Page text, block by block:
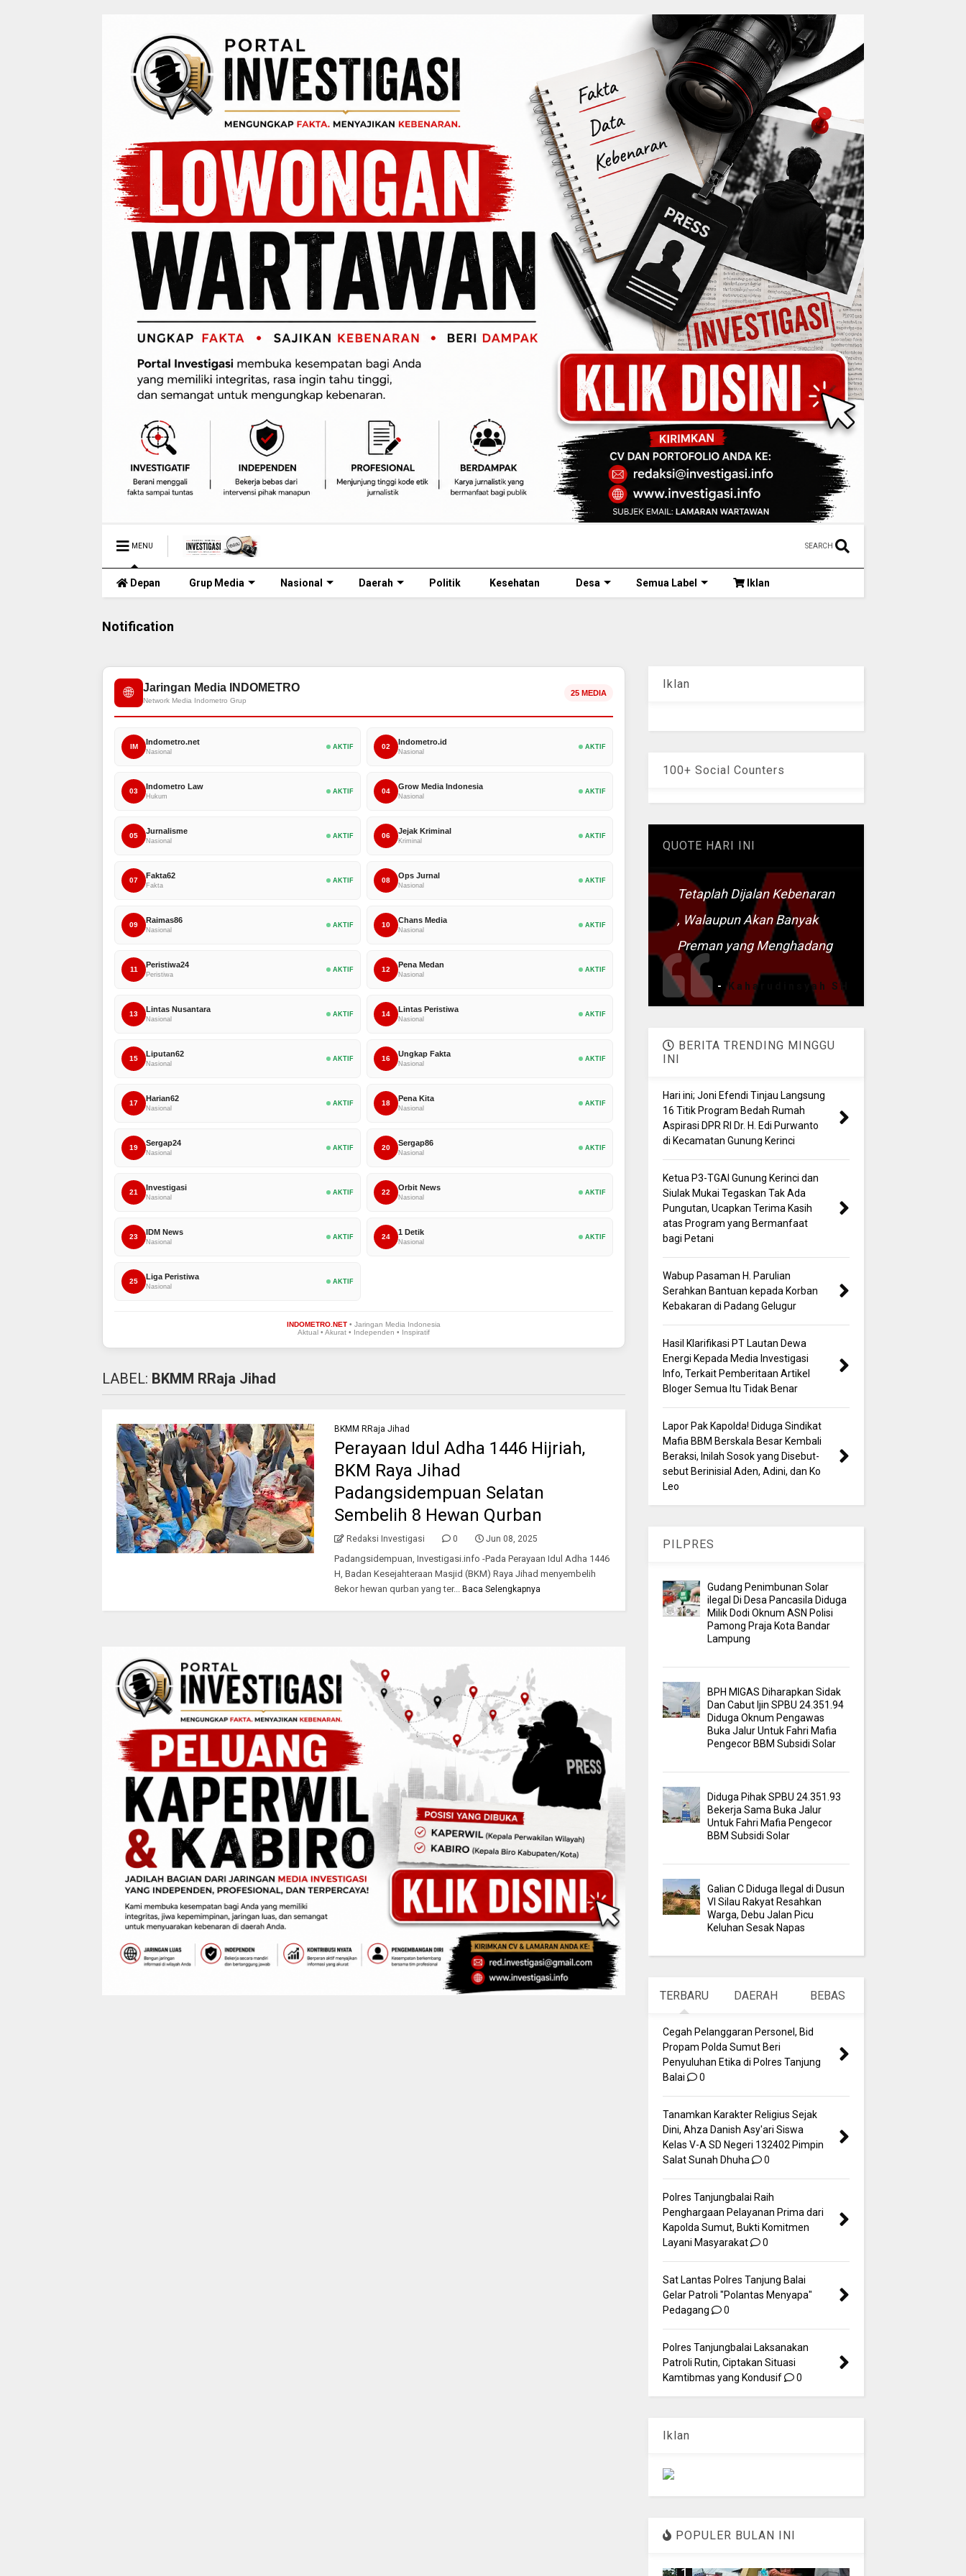
MENU SEARCH
Depan Grup Media Nasional Daerah Politik Kesehatan Desa Semua Label Iklan
Notification
🌐 Jaringan Media INDOMETRO
Network Media Indometro Grup
25 MEDIA
IM
Indometro.net
Nasional
AKTIF 02
Indometro.id
Nasional
AKTIF
03
Indometro Law
Hukum
AKTIF 04
Grow Media Indonesia
Nasional
AKTIF
05
Jurnalisme
Nasional
AKTIF 06
Jejak Kriminal
Kriminal
AKTIF
07
Fakta62
Fakta
AKTIF 08
Ops Jurnal
Nasional
AKTIF
09
Raimas86
Nasional
AKTIF 10
Chans Media
Nasional
AKTIF
11
Peristiwa24
Peristiwa
AKTIF 12
Pena Medan
Nasional
AKTIF
13
Lintas Nusantara
Nasional
AKTIF 14
Lintas Peristiwa
Nasional
AKTIF
15
Liputan62
Nasional
AKTIF 16
Ungkap Fakta
Nasional
AKTIF
17
Harian62
Nasional
AKTIF 18
Pena Kita
Nasional
AKTIF
19
Sergap24
Nasional
AKTIF 20
Sergap86
Nasional
AKTIF
21
Investigasi
Nasional
AKTIF 22
Orbit News
Nasional
AKTIF
23
IDM News
Nasional
AKTIF 24
1 Detik
Nasional
AKTIF
25
Liga Peristiwa
Nasional
AKTIF
INDOMETRO.NET • Jaringan Media Indonesia
Aktual • Akurat • Independen • Inspiratif
LABEL: BKMM RRaja Jihad
BKMM RRaja Jihad
Perayaan Idul Adha 1446 Hijriah,
BKM Raya Jihad
Padangsidempuan Selatan
Sembelih 8 Hewan Qurban
Redaksi Investigasi 0 Jun 08, 2025
Padangsidempuan, Investigasi.info -Pada Perayaan Idul Adha 1446
H, Badan Kesejahteraan Masjid (BKM) Raya Jihad menyembelih
8ekor hewan qurban yang ter...
Baca Selengkapnya
Iklan
100+ Social Counters
QUOTE HARI INI
Tetaplah Dijalan Kebenaran
, Walaupun Akan Banyak
Preman yang Menghadang
-Kaharudinsyah SH
BERITA TRENDING MINGGU
INI
Hari ini; Joni Efendi Tinjau Langsung
16 Titik Program Bedah Rumah
Aspirasi DPR RI Dr. H. Edi Purwanto
di Kecamatan Gunung Kerinci
Ketua P3-TGAI Gunung Kerinci dan
Siulak Mukai Tegaskan Tak Ada
Pungutan, Ucapkan Terima Kasih
atas Program yang Bermanfaat
bagi Petani
Wabup Pasaman H. Parulian
Serahkan Bantuan kepada Korban
Kebakaran di Padang Gelugur
Hasil Klarifikasi PT Lautan Dewa
Energi Kepada Media Investigasi
Info, Terkait Pemberitaan Artikel
Bloger Semua Itu Tidak Benar
Lapor Pak Kapolda! Diduga Sindikat
Mafia BBM Berskala Besar Kembali
Beraksi, Inilah Sosok yang Disebut-
sebut Berinisial Aden, Adini, dan Ko
Leo
PILPRES
Gudang Penimbunan Solar
ilegal Di Desa Pancasila Diduga
Milik Dodi Oknum ASN Polisi
Pamong Praja Kota Bandar
Lampung
BPH MIGAS Diharapkan Sidak
Dan Cabut Ijin SPBU 24.351.94
Diduga Oknum Pengawas
Buka Jalur Untuk Fahri Mafia
Pengecor BBM Subsidi Solar
Diduga Pihak SPBU 24.351.93
Bekerja Sama Buka Jalur
Untuk Fahri Mafia Pengecor
BBM Subsidi Solar
Galian C Diduga Ilegal di Dusun
VI Silau Rakyat Resahkan
Warga, Debu Jalan Picu
Keluhan Sesak Napas
TERBARU DAERAH BEBAS
Cegah Pelanggaran Personel, Bid
Propam Polda Sumut Beri
Penyuluhan Etika di Polres Tanjung
Balai
0
Tanamkan Karakter Religius Sejak
Dini, Ahza Danish Asy'ari Siswa
Kelas V-A SD Negeri 132402 Pimpin
Salat Sunah Dhuha
0
Polres Tanjungbalai Raih
Penghargaan Pelayanan Prima dari
Kapolda Sumut, Bukti Komitmen
Layani Masyarakat
0
Sat Lantas Polres Tanjung Balai
Gelar Patroli "Polantas Menyapa"
Pedagang
0
Polres Tanjungbalai Laksanakan
Patroli Rutin, Ciptakan Situasi
Kamtibmas yang Kondusif
0
Iklan
POPULER BULAN INI